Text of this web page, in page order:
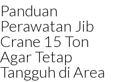
Panduan
Perawatan Jib
Crane 15 Ton
Agar Tetap
Tangguh di Area